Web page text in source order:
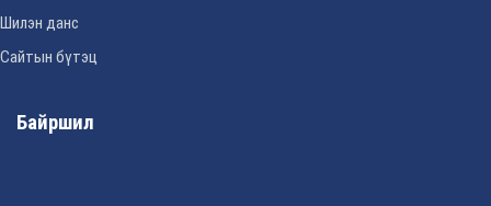
Шилэн данс
Сайтын бүтэц
Байршил